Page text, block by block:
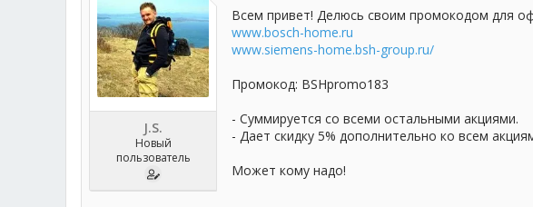
т
е
м
ы
а
ч
а
л
а
J.S.
Новый
пользователь
Всем привет! Делюсь своим промокодом для
www.bosch-home.ru
www.siemens-home.bsh-group.ru/
Промокод: BSHpromo183
- Суммируется со всеми остальными акциями.
- Дает скидку 5% дополнительно ко всем
Может кому надо!